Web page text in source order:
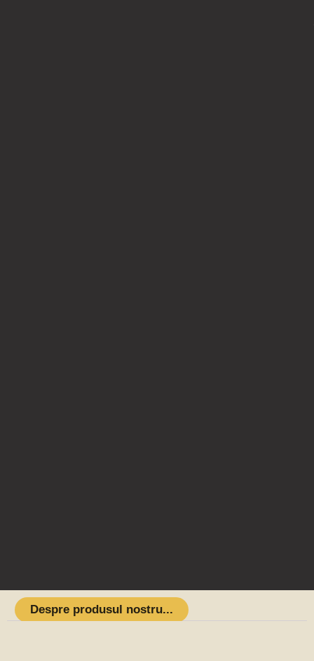
Despre produsul nostru...